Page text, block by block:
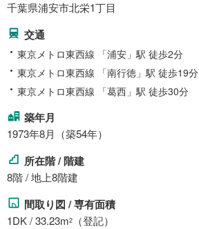
千葉県浦安市北栄1丁目
交通
東京メトロ東西線 「浦安」駅 徒歩2分
東京メトロ東西線 「南行徳」駅 徒歩19分
東京メトロ東西線 「葛西」駅 徒歩30分
築年月
1973年8月（築54年）
所在階 / 階建
8階 / 地上8階建
間取り図 / 専有面積
1DK / 33.23m2 （登記）